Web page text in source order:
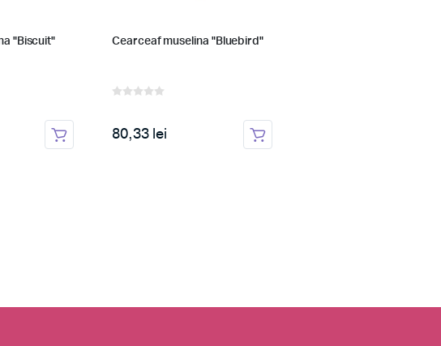
"Biscuit" Cearceaf muselina "Bluebird"
80,33 lei